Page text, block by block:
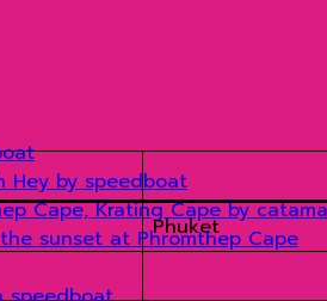
Hey by speedboat
Cape, Krating Cape by
sunset at Phromthep Cape
Phuket